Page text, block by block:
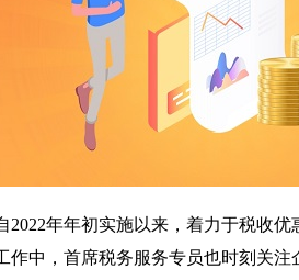
2022年年初实施以来，着力于税收
作中，首席税务服务专员也时刻关